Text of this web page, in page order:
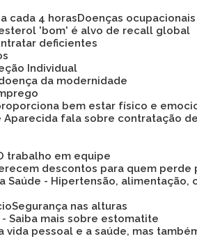
cada 4 horas
Doenças ocupacionais
'bom' é alvo de recall global
deficientes
Individual
doença da modernidade
bem estar físico e
Aparecida fala sobre contratação
O trabalho em equipe
descontos para quem perde
Saúde - Hipertensão,
Segurança nas alturas
- Saiba mais sobre estomatite
vida pessoal e a saúde, mas